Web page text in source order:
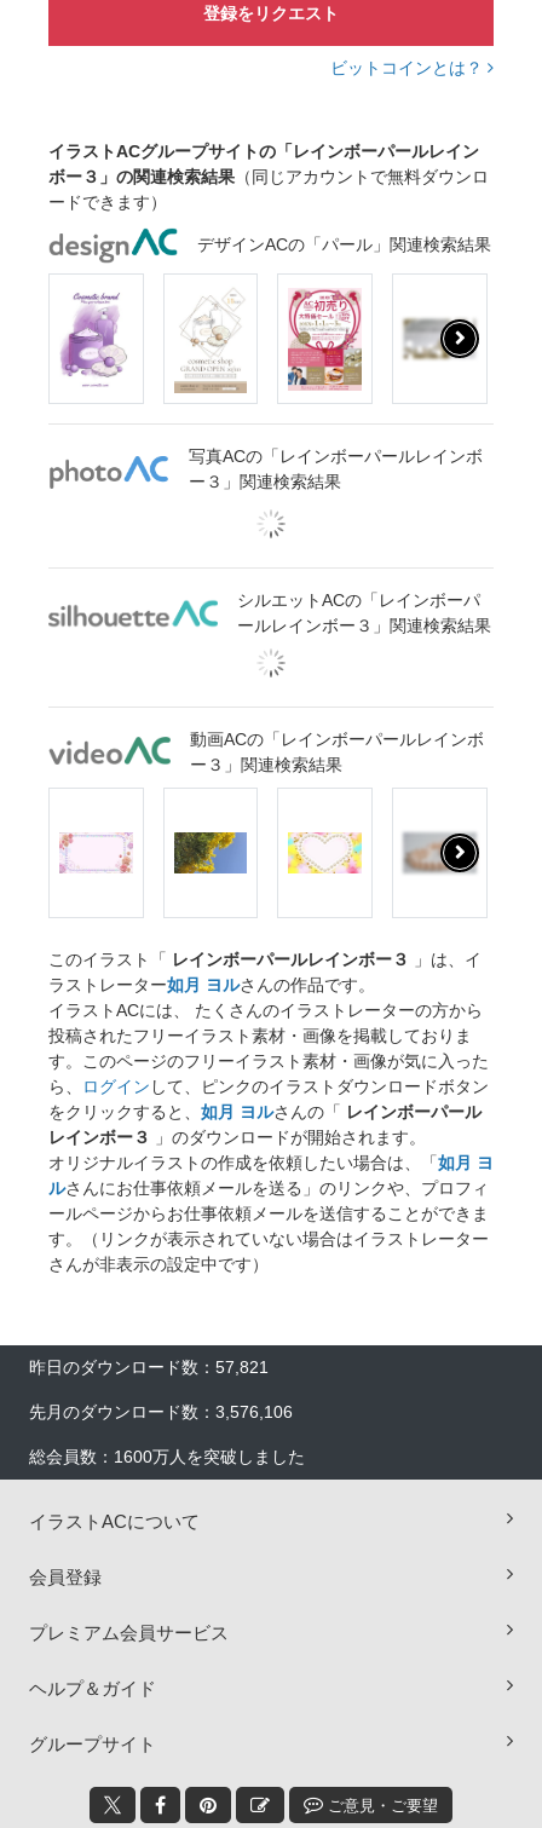
登録をリクエスト
ビットコインとは？
イラストACグループサイトの「レインボーパールレイン
ボー３」の関連検索結果 （同じアカウントで無料ダウンロ
ードできます）
デザインACの「パール」関連検索結果
写真ACの「レインボーパールレインボ
ー３」関連検索結果
シルエットACの「レインボーパ
ールレインボー３」関連検索結果
動画ACの「レインボーパールレインボ
ー３」関連検索結果
このイラスト「 レインボーパールレインボー３
」は、イ
ラストレーター如月 ヨルさんの作品です。
イラストACには、 たくさんのイラストレーターの方から
投稿されたフリーイラスト素材・画像を掲載しておりま
す。このページのフリーイラスト素材・画像が気に入った
ら、
ログイン して、ピンクのイラストダウンロードボタン
をクリックすると、 如月 ヨルさんの「 レインボーパール
レインボー３
」のダウンロードが開始されます。
オリジナルイラストの作成を依頼したい場合は、「如月 ヨ
ルさんにお仕事依頼メールを送る」のリンクや、プロフィ
ールページからお仕事依頼メールを送信することができま
す。（リンクが表示されていない場合はイラストレーター
さんが非表示の設定中です）
昨日のダウンロード数：57,821
先月のダウンロード数：3,576,106
総会員数：1600万人を突破しました
イラストACについて
会員登録
プレミアム会員サービス
ヘルプ＆ガイド
グループサイト
ご意見・ご要望